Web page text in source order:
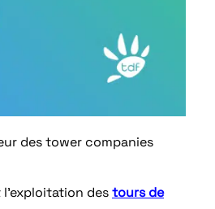
des tower companies
destours de